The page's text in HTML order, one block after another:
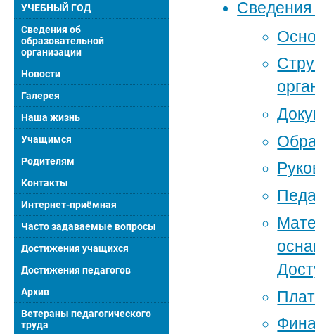
УЧЕБНЫЙ ГОД
Сведения об
образовательной
организации
Новости
Галерея
Наша жизнь
Учащимся
Родителям
Контакты
Интернет-приёмная
Часто задаваемые вопросы
Достижения учащихся
Достижения педагогов
Архив
Ветераны педагогического
труда
Сведения